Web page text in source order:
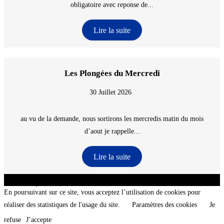
obligatoire avec reponse de...
Lire la suite
Les Plongées du Mercredi
30 Juillet 2026
au vu de la demande, nous sortirons les mercredis matin du mois
d’aout je rappelle...
Lire la suite
En poursuivant sur ce site, vous acceptez l’utilisation de cookies pour
réaliser des statistiques de l'usage du site.
Paramètres des cookies
Je
refuse
J’accepte